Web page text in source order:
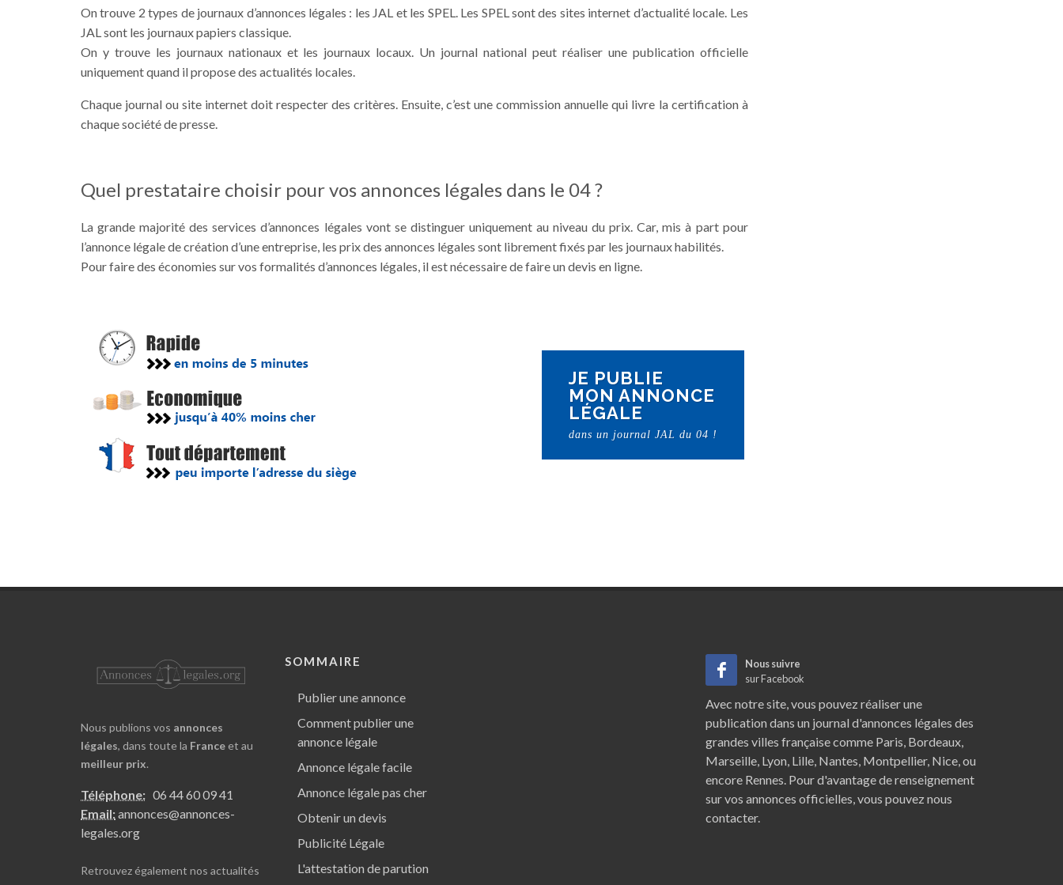
On trouve 2 types de journaux d’annonces légales : les JAL et les SPEL. Les SPEL sont des sites internet d’actualité locale. Les
JAL sont les journaux papiers classique.
On y trouve les journaux nationaux et les journaux locaux. Un journal national peut réaliser une publication officielle
uniquement quand il propose des actualités locales.
Chaque journal ou site internet doit respecter des critères. Ensuite, c’est une commission annuelle qui livre la certification à
chaque société de presse.
Quel prestataire choisir pour vos annonces légales dans le 04 ?
La grande majorité des services d’annonces légales vont se distinguer uniquement au niveau du prix. Car, mis à part pour
l’annonce légale de création d’une entreprise, les prix des annonces légales sont librement fixés par les journaux habilités.
Pour faire des économies sur vos formalités d’annonces légales, il est nécessaire de faire un devis en ligne.
JE PUBLIE
MON ANNONCE
LÉGALE
dans un journal JAL du 04 !
Nous publions vos annonces
légales, dans toute la France et au
meilleur prix.
Téléphone: 06 44 60 09 41
Email:annonces@annonces-
legales.org
Retrouvez également nos actualités
SOMMAIRE
Publier une annonce
Comment publier une
annonce légale
Annonce légale facile
Annonce légale pas cher
Obtenir un devis
Publicité Légale
L'attestation de parution
Nous suivre
sur Facebook
Avec notre site, vous pouvez réaliser une
publication dans un journal d'annonces légales des
grandes villes française comme Paris, Bordeaux,
Marseille, Lyon, Lille, Nantes, Montpellier, Nice, ou
encore Rennes. Pour d'avantage de renseignement
sur vos annonces officielles, vous pouvez nous
contacter.